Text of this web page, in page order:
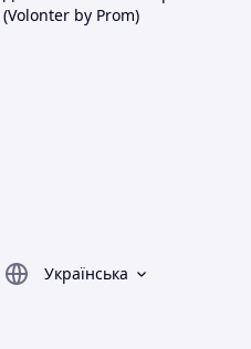
(Volonter by Prom)
Українська